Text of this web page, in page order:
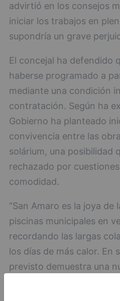
advirtió en los consejos
iniciar los trabajos en
supondría un grave
El concejal ha defendido
haberse programado a
mediante una condición
contratación. Según ha
Gobierno ha planteado
convivencia entre las
solárium, una posibilidad
rechazado por
comodidad.
“San Amaro es la joya de
piscinas municipales en
recordando las largas
los días de más calor. En
previsto demuestra una